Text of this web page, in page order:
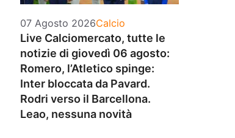
07 Agosto 2026Categorie
Calcio
Live Calciomercato, tutte le
notizie di giovedì 06 agosto:
Romero, l’Atletico spinge:
Inter bloccata da Pavard.
Rodri verso il Barcellona.
Leao, nessuna novità